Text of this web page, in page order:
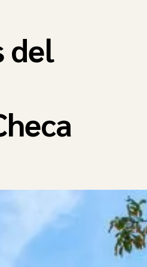
del